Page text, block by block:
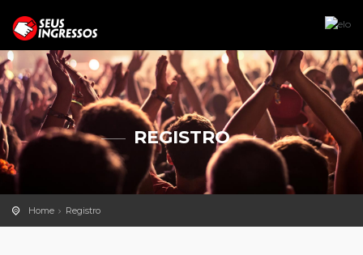
REGISTRO
Home Registro